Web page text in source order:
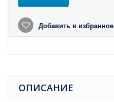
Добавить в избранное
ОПИСАНИЕ